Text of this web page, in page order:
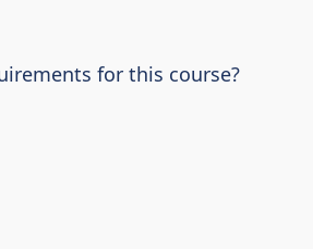
for this course?